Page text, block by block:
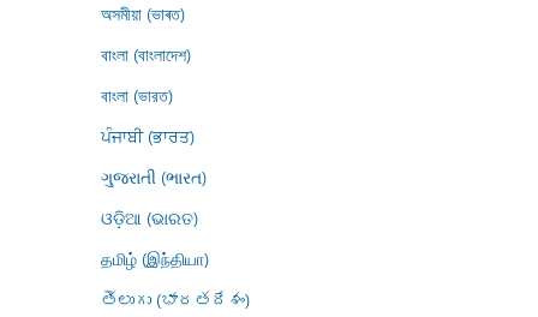
অসমীয়া (ভাৰত)
বাংলা (বাংলাদেশ)
বাংলা (ভারত)
ਪੰਜਾਬੀ (ਭਾਰਤ)
ગુજરાતી (ભારત)
ଓଡ଼ିଆ (ଭାରତ)
தமிழ் (இந்தியா)
తెలుగు (భారతదేశం)